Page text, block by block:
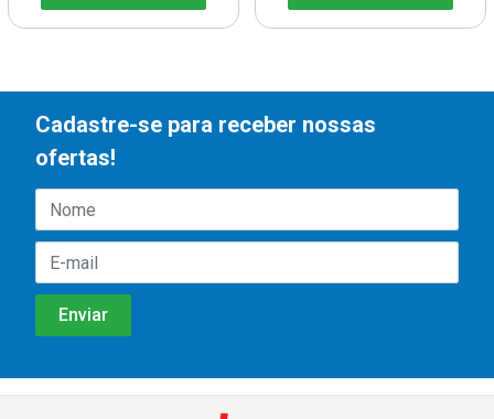
Cadastre-se para receber nossas
ofertas!